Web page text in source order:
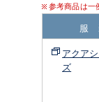
参考商品は一
服
アクア
ズ